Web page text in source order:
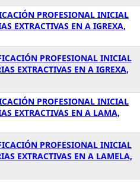
PROFESIONAL INICIAL
EXTRACTIVAS EN A IGREXA,
PROFESIONAL INICIAL
EXTRACTIVAS EN A IGREXA,
PROFESIONAL INICIAL
EXTRACTIVAS EN A LAMA,
PROFESIONAL INICIAL
EXTRACTIVAS EN A LAMELA,